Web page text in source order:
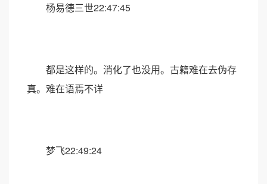
杨易德三世22:47:45
都是这样的。消化了也没用。古籍难在去伪存
真。难在语焉不详
梦飞22:49:24